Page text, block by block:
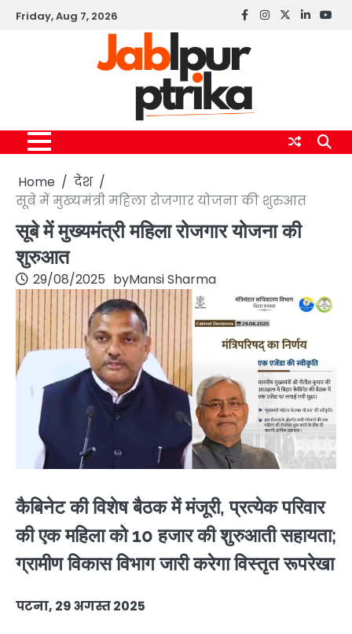
SkipFriday, Aug 7, 2026 Facebook
instagram
twitterlinkedin
Home
देश
सूबे में मुख्यमंत्री महिला रोजगार योजना की शुरुआत
सूबे में मुख्यमंत्री महिला रोजगार योजना की
शुरुआत
29/08/2025 byMansi Sharma
कैबिनेट की विशेष बैठक में मंजूरी, प्रत्येक परिवार
की एक महिला को 10 हजार की शुरुआती सहायता;
ग्रामीण विकास विभाग जारी करेगा विस्तृत रूपरेखा
पटना, 29 अगस्त 2025